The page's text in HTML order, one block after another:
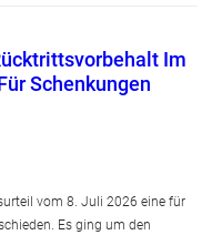
Im
Schenkungen
vom 8. Juli 2026 eine für
Es ging um den